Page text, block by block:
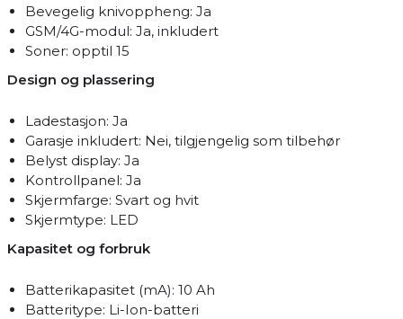
Bevegelig knivoppheng: Ja
GSM/4G-modul: Ja, inkludert
Soner: opptil 15
Design og plassering
Ladestasjon: Ja
Garasje inkludert: Nei, tilgjengelig som tilbehør
Belyst display: Ja
Kontrollpanel: Ja
Skjermfarge: Svart og hvit
Skjermtype: LED
Kapasitet og forbruk
Batterikapasitet (mA): 10 Ah
Batteritype: Li-Ion-batteri